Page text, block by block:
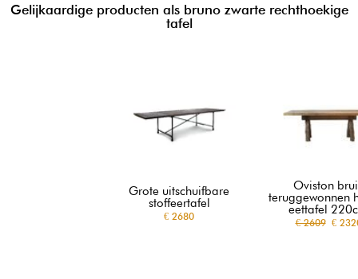
Gelijkaardige producten als bruno zwarte rechthoekige
tafel
Grote uitschuifbare
stoffeertafel
€ 2680
Oviston
teruggewonnen
eettafel
€ 2609€